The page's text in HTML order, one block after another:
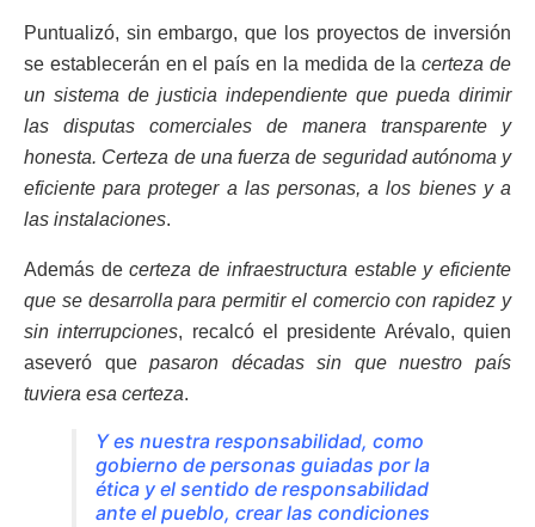
Puntualizó, sin embargo, que los proyectos de inversión
se establecerán en el país en la medida de lacerteza de
un sistema de justicia independiente que pueda dirimir
las disputas comerciales de manera transparente y
honesta. Certeza de una fuerza de seguridad autónoma y
eficiente para proteger a las personas, a los bienes y a
las instalaciones.
Además decerteza de infraestructura estable y eficiente
que se desarrolla para permitir el comercio con rapidez y
sin interrupciones, recalcó el presidente Arévalo, quien
aseveró quepasaron décadas sin que nuestro país
tuviera esa certeza.
Y es nuestra responsabilidad, como
gobierno de personas guiadas por la
ética y el sentido de responsabilidad
ante el pueblo, crear las condiciones